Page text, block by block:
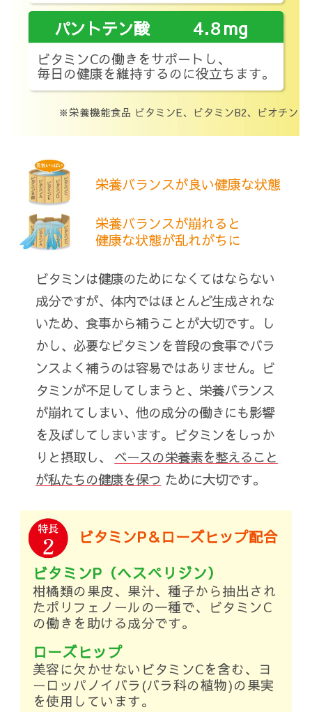
パントテン酸 4.8mg
ビタミンCの働きをサポートし、
毎日の健康を維持するのに役立ちます。
※栄養機能食品 ビタミンE、ビタミンB2、ビオチン
ビタミンは健康のためになくてはならない
成分ですが、体内ではほとんど生成されな
いため、食事から補うことが大切です。し
かし、必要なビタミンを普段の食事でバラ
ンスよく補うのは容易ではありません。ビ
タミンが不足してしまうと、栄養バランス
が崩れてしまい、他の成分の働きにも影響
を及ぼしてしまいます。ビタミンをしっか
りと摂取し、 ベースの栄養素を整えること
が私たちの健康を保つ ために大切です。
栄養バランスが良い健康な状態
栄養バランスが崩れると
健康な状態が乱れがちに
特長
2
ビタミンP＆ローズヒップ配合
ビタミンP（ヘスペリジン）
柑橘類の果皮、果汁、種子から抽出され
たポリフェノールの一種で、ビタミンC
の働きを助ける成分です。
ローズヒップ
美容に欠かせないビタミンCを含む、ヨ
ーロッパノイバラ(バラ科の植物)の果実
を使用しています。